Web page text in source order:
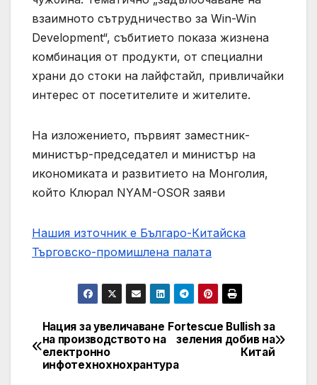
взаимното сътрудничество за Win-Win
Development“, събитието показа жизнена
комбинация от продукти, от специални
храни до стоки на лайфстайл, привличайки
интерес от посетителите и жителите.
На изложението, първият заместник-
министър-председател и министър на
икономиката и развитието на Монголия,
който Клюрал NYAM-OSOR заяви
Нашия източник е Българо-Китайска
Търговско-промишлена палaта
Post
navigation
Fortescue Bullish за
зеления добив на
Китай
Нация за увеличаване
на производството на
електронно
инфотехнохнохрантура